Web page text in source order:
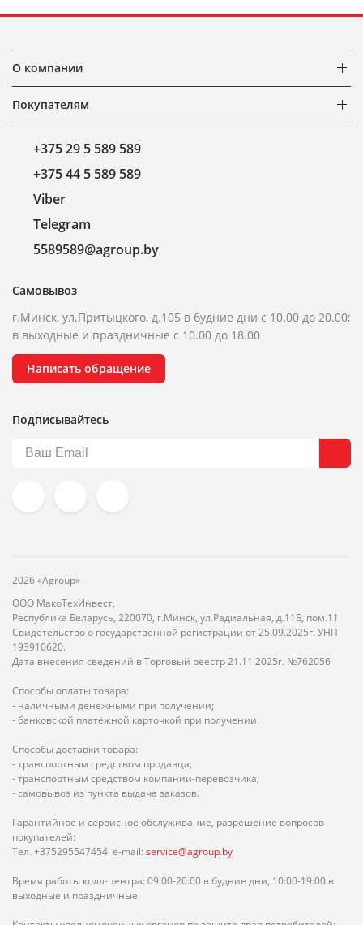
О компании
Покупателям
+375 29 5 589 589
+375 44 5 589 589
Viber
Telegram
5589589@agroup.by
Самовывоз
г.Минск, ул.Притыцкого, д.105 в будние дни с 10.00 до 20.00;
в выходные и праздничные с 10.00 до 18.00
Написать обращение
Подписывайтесь
2026 «Agroup»
ООО МакоТехИнвест,
Республика Беларусь, 220070, г.Минск, ул.Радиальная, д.11Б, пом.11
Свидетельство о государственной регистрации от 25.09.2025г. УНП
193910620.
Дата внесения сведений в Торговый реестр 21.11.2025г. №762056
Способы оплаты товара:
- наличными денежными при получении;
- банковской платёжной карточкой при получении.
Способы доставки товара:
- транспортным средством продавца;
- транспортным средством компании-перевозчика;
- самовывоз из пункта выдача заказов.
Гарантийное и сервисное обслуживание, разрешение вопросов
покупателей:
Тел. +375295547454 e-mail: service@agroup.by
Время работы колл-центра: 09:00-20:00 в будние дни, 10:00-19:00 в
выходные и праздничные.